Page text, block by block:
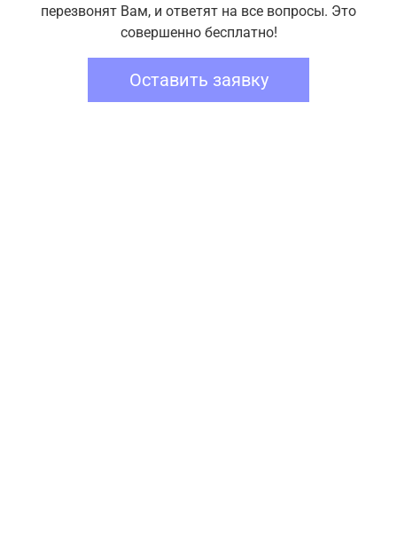
перезвонят Вам, и ответят на все вопросы. Это
совершенно бесплатно!
Оставить заявку